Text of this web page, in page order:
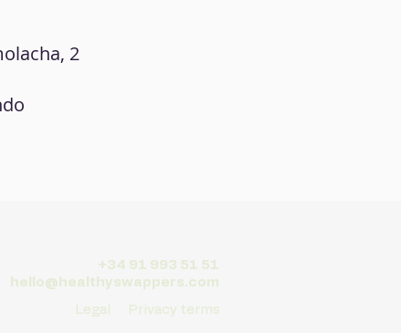
2
+34 91 993 51 51
hello@healthyswappers.com
Legal
Privacy terms